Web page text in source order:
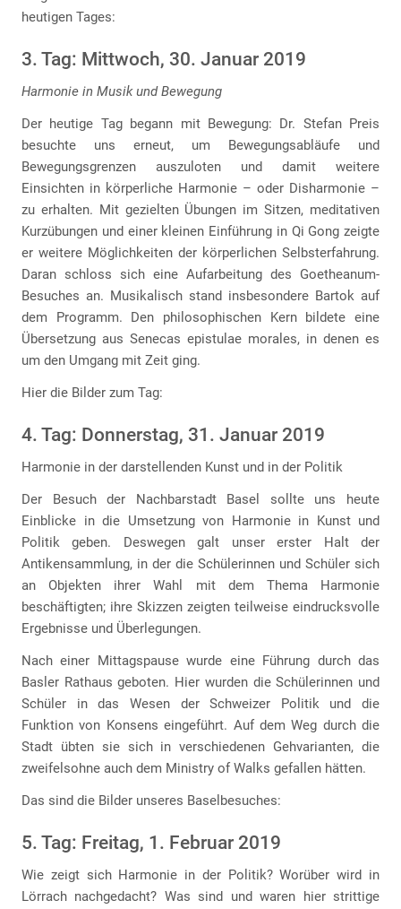
heutigen Tages:
3. Tag: Mittwoch, 30. Januar 2019
Harmonie in Musik und Bewegung
Der heutige Tag begann mit Bewegung: Dr. Stefan Preis
besuchte uns erneut, um Bewegungsabläufe und
Bewegungsgrenzen auszuloten und damit weitere
Einsichten in körperliche Harmonie – oder Disharmonie –
zu erhalten. Mit gezielten Übungen im Sitzen, meditativen
Kurzübungen und einer kleinen Einführung in Qi Gong zeigte
er weitere Möglichkeiten der körperlichen Selbsterfahrung.
Daran schloss sich eine Aufarbeitung des Goetheanum-
Besuches an. Musikalisch stand insbesondere Bartok auf
dem Programm. Den philosophischen Kern bildete eine
Übersetzung aus Senecas epistulae morales, in denen es
um den Umgang mit Zeit ging.
Hier die Bilder zum Tag:
4. Tag: Donnerstag, 31. Januar 2019
Harmonie in der darstellenden Kunst und in der Politik
Der Besuch der Nachbarstadt Basel sollte uns heute
Einblicke in die Umsetzung von Harmonie in Kunst und
Politik geben. Deswegen galt unser erster Halt der
Antikensammlung, in der die Schülerinnen und Schüler sich
an Objekten ihrer Wahl mit dem Thema Harmonie
beschäftigten; ihre Skizzen zeigten teilweise eindrucksvolle
Ergebnisse und Überlegungen.
Nach einer Mittagspause wurde eine Führung durch das
Basler Rathaus geboten. Hier wurden die Schülerinnen und
Schüler in das Wesen der Schweizer Politik und die
Funktion von Konsens eingeführt. Auf dem Weg durch die
Stadt übten sie sich in verschiedenen Gehvarianten, die
zweifelsohne auch dem Ministry of Walks gefallen hätten.
Das sind die Bilder unseres Baselbesuches:
5. Tag: Freitag, 1. Februar 2019
Wie zeigt sich Harmonie in der Politik? Worüber wird in
Lörrach nachgedacht? Was sind und waren hier strittige